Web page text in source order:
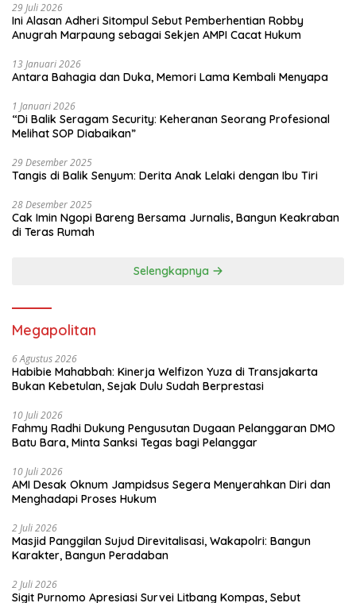
29 Juli 2026
Ini Alasan Adheri Sitompul Sebut Pemberhentian Robby
Anugrah Marpaung sebagai Sekjen AMPI Cacat Hukum
13 Januari 2026
Antara Bahagia dan Duka, Memori Lama Kembali Menyapa
1 Januari 2026
“Di Balik Seragam Security: Keheranan Seorang Profesional
Melihat SOP Diabaikan”
29 Desember 2025
Tangis di Balik Senyum: Derita Anak Lelaki dengan Ibu Tiri
28 Desember 2025
Cak Imin Ngopi Bareng Bersama Jurnalis, Bangun Keakraban
di Teras Rumah
Selengkapnya
Megapolitan
6 Agustus 2026
Habibie Mahabbah: Kinerja Welfizon Yuza di Transjakarta
Bukan Kebetulan, Sejak Dulu Sudah Berprestasi
10 Juli 2026
Fahmy Radhi Dukung Pengusutan Dugaan Pelanggaran DMO
Batu Bara, Minta Sanksi Tegas bagi Pelanggar
10 Juli 2026
AMI Desak Oknum Jampidsus Segera Menyerahkan Diri dan
Menghadapi Proses Hukum
2 Juli 2026
Masjid Panggilan Sujud Direvitalisasi, Wakapolri: Bangun
Karakter, Bangun Peradaban
2 Juli 2026
Sigit Purnomo Apresiasi Survei Litbang Kompas, Sebut